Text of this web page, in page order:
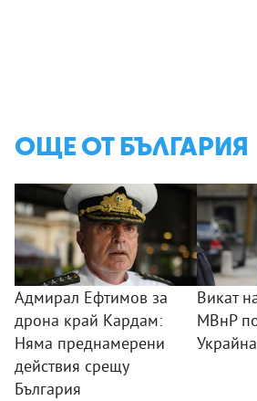
ОЩЕ ОТ БЪЛГАРИЯ
Адмирал Ефтимов за
дрона край Кардам:
Няма преднамерени
действия срещу
България
Викат
МВнР